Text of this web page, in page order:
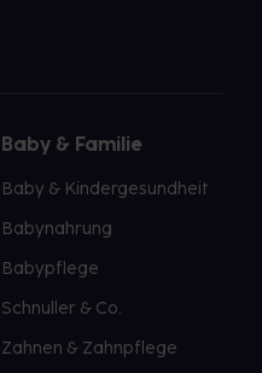
Baby & Familie
Baby & Kindergesundheit
Babynahrung
Babypflege
Schnuller & Co.
Zahnen & Zahnpflege